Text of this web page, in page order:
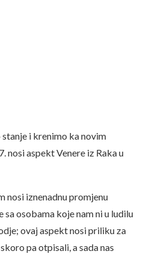
i krenimo ka novim
nosi aspekt Venere iz Raka u
nosi iznenadnu promjenu
sa osobama koje nam ni u ludilu
ovaj aspekt nosi priliku za
pa otpisali, a sada nas